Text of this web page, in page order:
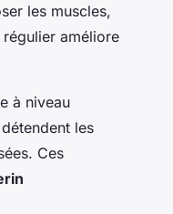
les muscles,
améliore
à niveau
les
Ces